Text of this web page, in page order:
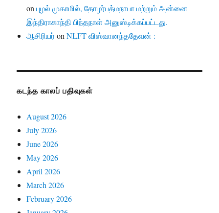
onபுழல் முகாமில், தோழர்பத்மநாபா மற்றும் அன்னை
இந்திராகாந்தி பிந்தநாள் அனுஸ்டிக்கப்பட்டது.
ஆசிரியர்onNLFT விஸ்வானந்ததேவன் :
கடந்த காலப் பதிவுகள்
August 2026
July 2026
June 2026
May 2026
April 2026
March 2026
February 2026